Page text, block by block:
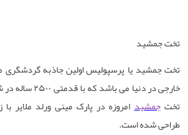
تخت جمشید
تخت جمشید یا پرسپولیس اولین جاذبه گردشگری
خارجی در دنیا می باشد که با قدمتی۲۵۰۰ساله در
تختجمشیدامروزه در پارک مینی ورلد ملایر
طراحی شده است.